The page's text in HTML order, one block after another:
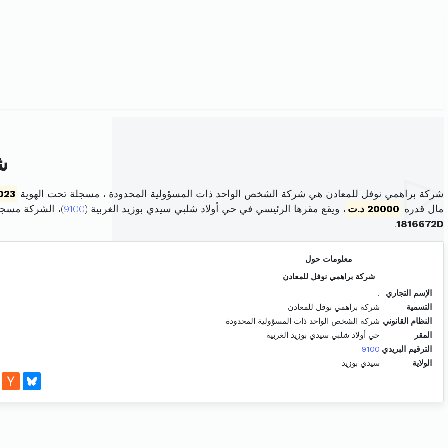
شركة براهمي نوفل للمعادن هي شركة الشخص الواحد ذات المسؤولية المحدودة ، مسجلة تحت الهوية
مال قدره 20000 د.ت ، ويقع مقرها الرئيسي في حي أولاد شلبي سيدي بوزيد الغربية (9100)، الشركة
1816672D
.
معلومات حول
شركة براهمي نوفل للمعادن
الإسم التجاري
.
التسمية
شركة براهمي نوفل للمعادن
النظام القانوني شركة الشخص الواحد ذات المسؤولية المحدودة
المقر
حي أولاد شلبي سيدي بوزيد الغربية
الترقيم البريدي 9100
الولاية
سيدي بوزيد